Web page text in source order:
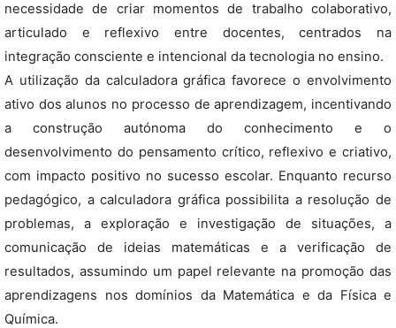
necessidade de criar momentos de trabalho colaborativo,
articulado e reflexivo entre docentes, centrados na
integração consciente e intencional da tecnologia no ensino.
A utilização da calculadora gráfica favorece o envolvimento
ativo dos alunos no processo de aprendizagem, incentivando
a construção autónoma do conhecimento e o
desenvolvimento do pensamento crítico, reflexivo e criativo,
com impacto positivo no sucesso escolar. Enquanto recurso
pedagógico, a calculadora gráfica possibilita a resolução de
problemas, a exploração e investigação de situações, a
comunicação de ideias matemáticas e a verificação de
resultados, assumindo um papel relevante na promoção das
aprendizagens nos domínios da Matemática e da Física e
Química.